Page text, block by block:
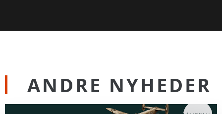
ANDRE NYHEDER